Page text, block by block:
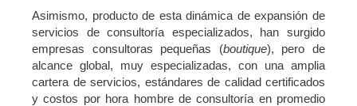
Asimismo, producto de esta dinámica de expansión de
servicios de consultoría especializados, han surgido
empresas consultoras pequeñas (boutique), pero de
alcance global, muy especializadas, con una amplia
cartera de servicios, estándares de calidad certificados
y costos por hora hombre de consultoría en promedio